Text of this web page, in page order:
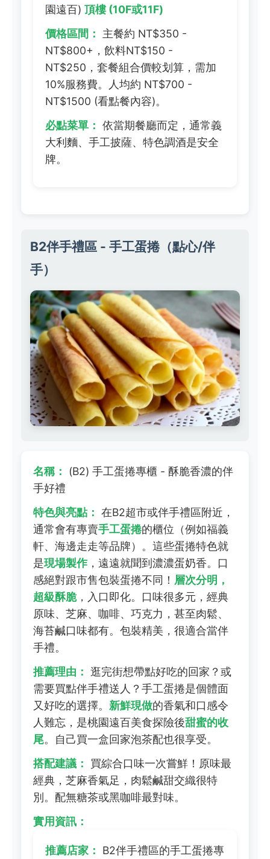
園遠百) 頂樓 (10F或11F)
價格區間：
主餐約 NT$350 -
NT$800+，飲料NT$150 -
NT$250，套餐組合價較划算，需加
10%服務費。人均約 NT$700 -
NT$1500 (看點餐內容)。
必點菜單： 依當期餐廳而定，通常義
大利麵、手工披薩、特色調酒是安全
牌。
B2伴手禮區 - 手工蛋捲（點心/伴
手）
名稱：
(B2) 手工蛋捲專櫃 - 酥脆香濃的伴
手好禮
特色與亮點： 在B2超市或伴手禮區附近，
通常會有專賣手工蛋捲的櫃位（例如福義
軒、海邊走走等品牌）。這些蛋捲特色就
是現場製作 ，遠遠就聞到濃濃蛋奶香。口
感絕對跟市售包裝蛋捲不同！ 層次分明，
超級酥脆，入口即化。口味很多元，經典
原味、芝麻、咖啡、巧克力，甚至肉鬆、
海苔鹹口味都有。包裝精美，很適合當伴
手禮。
推薦理由： 逛完街想帶點好吃的回家？或
需要買點伴手禮送人？手工蛋捲是個體面
又好吃的選擇。 新鮮現做的香氣和口感令
人難忘，是桃園遠百美食探險後甜蜜的收
尾。自己買一盒回家泡茶配也很享受。
搭配建議：
買綜合口味一次嘗鮮！原味最
經典，芝麻香氣足，肉鬆鹹甜交織很特
別。配無糖茶或黑咖啡最對味。
實用資訊：
推薦店家：
B2伴手禮區的手工蛋捲專